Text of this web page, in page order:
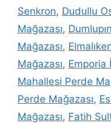
Senkron, Dudullu
Mağazası,
Mağazası,
Mağazası, Emporia
Mahallesi Perde
Perde Mağazası,
Mağazası, Fatih